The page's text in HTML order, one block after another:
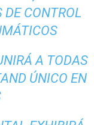
CONTROL
A TODAS
ÚNICO EN